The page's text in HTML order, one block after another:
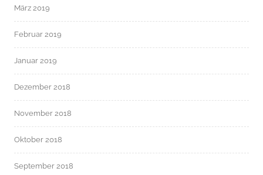
März 2019
Februar 2019
Januar 2019
Dezember 2018
November 2018
Oktober 2018
September 2018